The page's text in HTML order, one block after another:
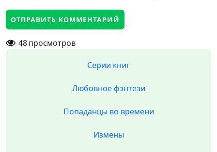
48просмотров
Серии книг
Любовное фэнтези
Попаданцы во времени
Измены